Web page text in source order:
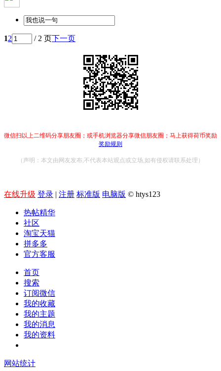
12 / 2 页下一页
微信扫以上二维码分享朋友圈；或手机浏览器分享微信朋友圈；马上获得荷币奖励
奖励规则
（声明：本文由网友发布,不代表本站观点或立场,如有侵权请联系处理）
在线升级 登录 | 注册 标准版 电脑版 © htys123
热帖精华
社区
淘宝天猫
拼多多
官方客服
首页
搜索
订阅微信
我的收藏
我的主题
我的消息
我的资料
网站统计